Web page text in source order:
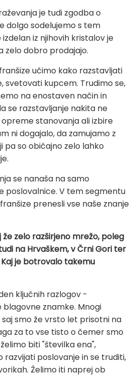
je tudi zgodba o
dolgo sodelujemo s tem
iz njihovih kristalov je
zelo dobro prodajajo.
učimo kako razstavljati
svetovati kupcem. Trudimo se,
na enostaven način in
se razstavljanje nakita ne
stanovanja ali izbire
ni dogajalo, da zamujamo z
so običajno zelo lahko
se nanaša na samo
poslovalnice. V tem segmentu
prenesli vse naše znanje
že zelo razširjeno mrežo, poleg
na Hrvaškem, v Črni Gori ter
Kaj je botrovalo takemu
ključnih razlogov -
znamke. Mnogi
saj smo že vrsto let prisotni na
za to vse tisto o čemer smo
biti "številka ena",
poslovanje in se truditi,
Želimo iti naprej ob